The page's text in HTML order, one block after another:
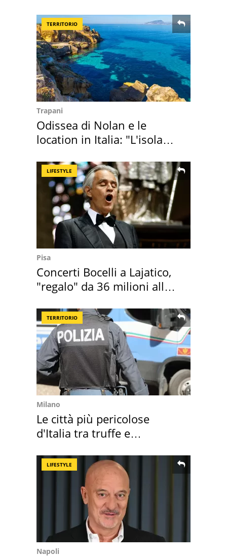
TERRITORIO
Trapani
Odissea di Nolan e le
location in Italia: "L'isola
LIFESTYLE
Pisa
Concerti Bocelli a Lajatico,
"regalo" da 36 milioni alla
TERRITORIO
Milano
Le città più pericolose
d'Italia tra truffe e
LIFESTYLE
Napoli